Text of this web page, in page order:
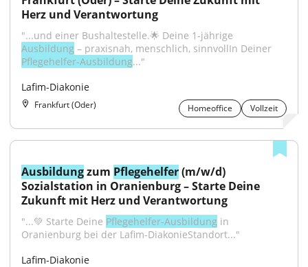
Herz und Verantwortung
Ausbildung
Pflegehelfer-Ausbildung..."
Lafim-Diakonie
Frankfurt (Oder) Homeoffice Vollzeit
Ausbildung zum Pflegehelfer (m/w/d)
Sozialstation in Oranienburg – Starte Deine
Zukunft mit Herz und Verantwortung
"...💚 Starte Deine Pflegehelfer-Ausbildung in
Oranienburg bei der Lafim-DiakonieStandort..."
Lafim-Diakonie